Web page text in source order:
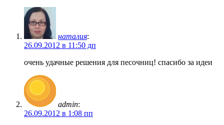
наталия:
26.09.2012 в 11:50 дп
очень удачные решения для песочниц! спасибо за идеи
admin:
26.09.2012 в 1:08 пп